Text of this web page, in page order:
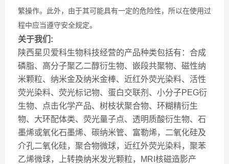
繁操作。此外，由于其可能具有一定的危险性，所以在使用过
程中应当遵守安全规定。
关于我们:
陕西星贝爱科生物科技经营的产品种类包括有：合成
磷脂、高分子聚乙二醇衍生物、嵌段共聚物、磁性纳
米颗粒、纳米金及纳米金棒、近红外荧光染料、活性
荧光染料、荧光标记物、蛋白交联剂、小分子PEG衍
生物、点击化学产品、树枝状聚合物、环糊精衍生
物、大环配体类、荧光量子点、透明质酸衍生物、石
墨烯或氧化石墨烯、碳纳米管、富勒烯，二氧化硅及
介孔二氧化硅，聚合物微球，近红外荧光染料，聚苯
乙烯微球，上转换纳米发光颗粒，MRI核磁造影产